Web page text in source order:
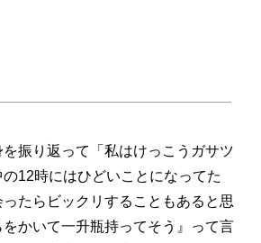
振り返って「私はけっこうガサツ
12時にはひどいことになってた
たらビックリすることもあると思
かいて一升瓶持ってそう』って言